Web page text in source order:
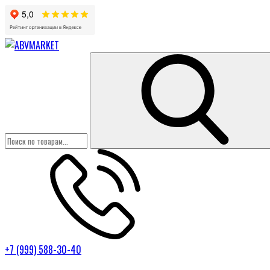
+7 (999) 588-30-40